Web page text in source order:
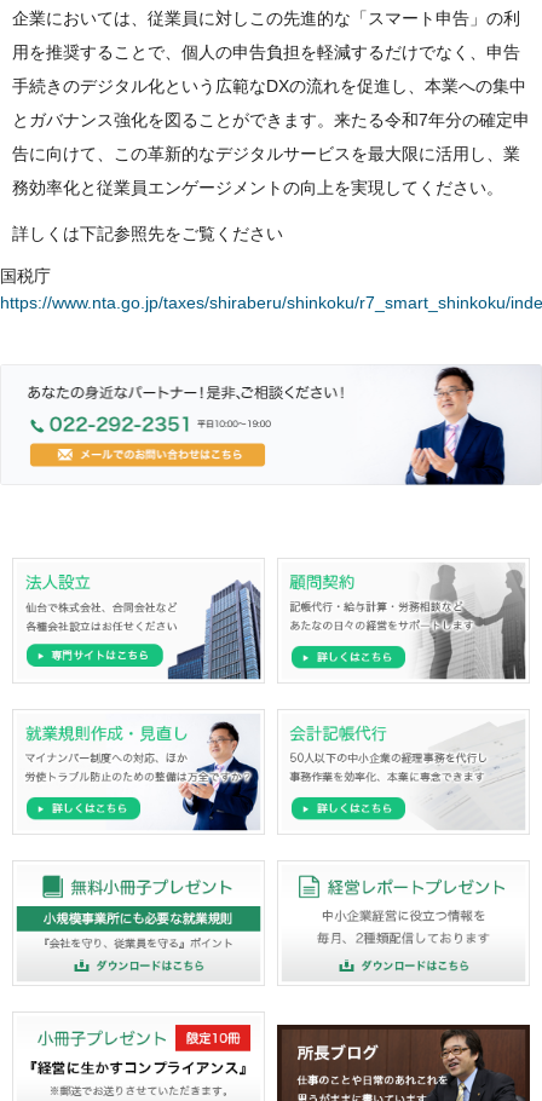
企業においては、従業員に対しこの先進的な「スマート申告」の利
用を推奨することで、個人の申告負担を軽減するだけでなく、申告
手続きのデジタル化という広範なDXの流れを促進し、本業への集中
とガバナンス強化を図ることができます。来たる令和7年分の確定申
告に向けて、この革新的なデジタルサービスを最大限に活用し、業
務効率化と従業員エンゲージメントの向上を実現してください。
詳しくは下記参照先をご覧ください
国税庁
https://www.nta.go.jp/taxes/shiraberu/shinkoku/r7_smart_shinkoku/